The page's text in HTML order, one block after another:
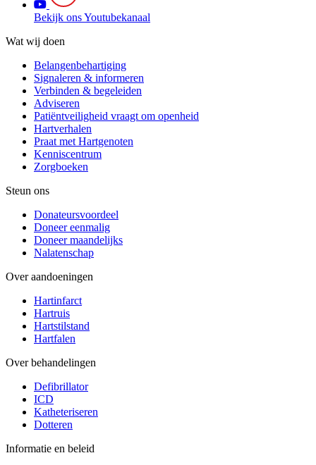
Bekijk ons Youtubekanaal
Wat wij doen
Belangenbehartiging
Signaleren & informeren
Verbinden & begeleiden
Adviseren
Patiëntveiligheid vraagt om openheid
Hartverhalen
Praat met Hartgenoten
Kenniscentrum
Zorgboeken
Steun ons
Donateursvoordeel
Doneer eenmalig
Doneer maandelijks
Nalatenschap
Over aandoeningen
Hartinfarct
Hartruis
Hartstilstand
Hartfalen
Over behandelingen
Defibrillator
ICD
Katheteriseren
Dotteren
Informatie en beleid